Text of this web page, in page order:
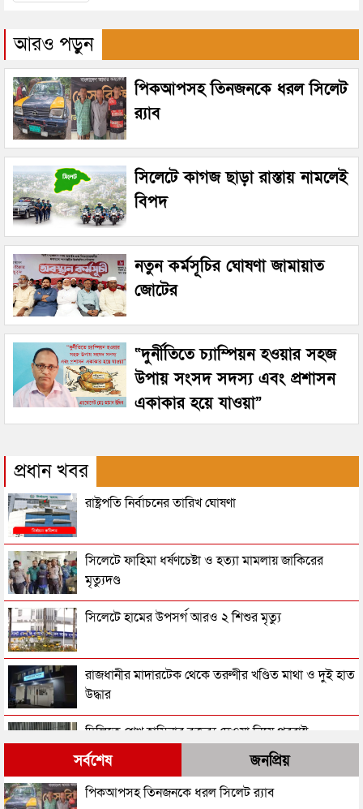
আরও পড়ুন
পিকআপসহ তিনজনকে ধরল সিলেট
র‌্যাব
সিলেটে কাগজ ছাড়া রাস্তায় নামলেই
বিপদ
নতুন কর্মসূচির ঘোষণা জামায়াত
জোটের
“দুর্নীতিতে চ্যাম্পিয়ন হওয়ার সহজ
উপায় সংসদ সদস্য এবং প্রশাসন
একাকার হয়ে যাওয়া”
প্রধান খবর
রাষ্ট্রপতি নির্বাচনের তারিখ ঘোষণা
সিলেটে ফাহিমা ধর্ষণচেষ্টা ও হত্যা মামলায় জাকিরের
মৃত্যুদণ্ড
সিলেটে হামের উপসর্গ আরও ২ শিশুর মৃত্যু
রাজধানীর মাদারটেক থেকে তরুণীর খণ্ডিত মাথা ও দুই হাত
উদ্ধার
দিল্লিতে শেখ হাসিনার বক্তব্য দেওয়া নিয়ে পররাষ্ট্র
মন্ত্রণালয়ের ক্ষোভ
সিলেটের সাবেক মন্ত্রী-এমপিরা কে কোথায়?
সর্বশেষ জনপ্রিয়
পিকআপসহ তিনজনকে ধরল সিলেট র‌্যাব